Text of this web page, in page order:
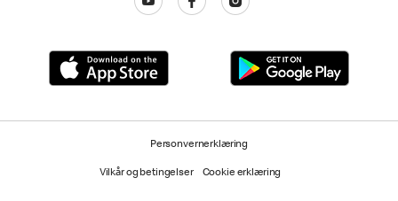
Personvernerklæring
Vilkår og betingelser Cookie erklæring